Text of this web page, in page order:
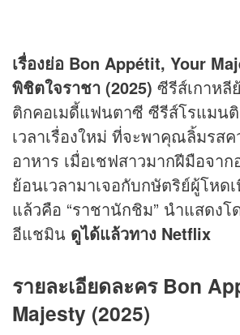
เรื่องย่อ Bon Appétit, Your
พิชิตใจราชา (2025) ซีรีส์เกาห
ติกคอเมดี้แฟนตาซี ซีรีส์โรแมน
เวลาเรื่องใหม่ ที่จะพาคุณลิ้มรส
อาหาร เมื่อเชฟสาวมากฝีมือจา
ย้อนเวลามาเจอกับกษัตริย์ผู้โหด
แล้วคือ “ราชานักชิม” นำแสดง
อีแชมิน ดูได้แล้วทาง Netflix
รายละเอียดละคร Bon
Majesty (2025)